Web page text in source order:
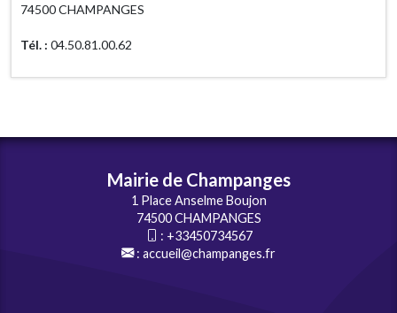
74500 CHAMPANGES
Tél. : 04.50.81.00.62
Mairie de Champanges
1 Place Anselme Boujon
74500 CHAMPANGES
: +33450734567
: accueil@champanges.fr